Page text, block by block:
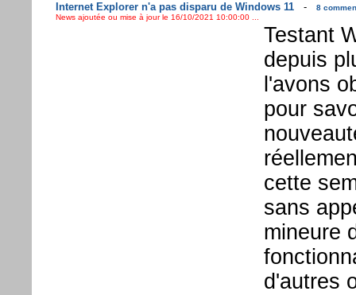
Internet Explorer n'a pas disparu de Windows 11-
8
News ajoutée ou mise à jour le 16/10/2021 10:00:00 ...
Testant
depuis
l'avons
pour
cette
sans
mineure
d'autres